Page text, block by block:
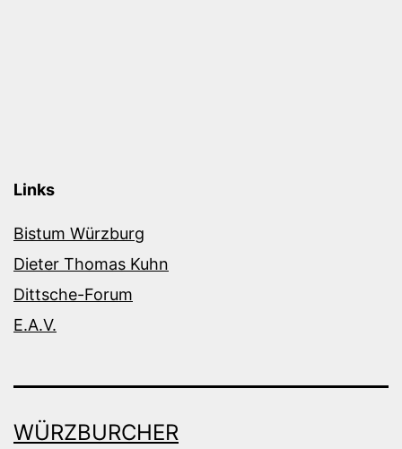
Links
Bistum Würzburg
Dieter Thomas Kuhn
Dittsche-Forum
E.A.V.
WÜRZBURCHER